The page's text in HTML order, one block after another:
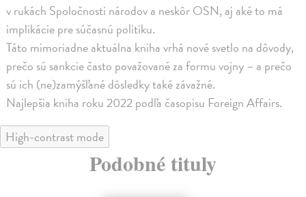
v rukách Spoločnosti národov a neskôr OSN, aj aké to má
implikácie pre súčasnú politiku.
Táto mimoriadne aktuálna kniha vrhá nové svetlo na dôvody,
prečo sú sankcie často považované za formu vojny – a prečo
sú ich (ne)zamýšľané dôsledky také závažné.
Najlepšia kniha roku 2022 podľa časopisu Foreign Affairs.
High-contrast mode
Podobné tituly